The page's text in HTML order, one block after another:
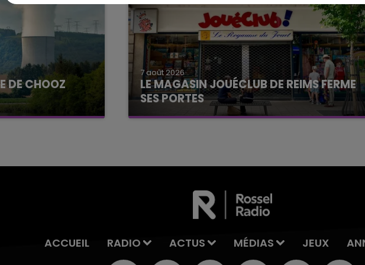
DE CHOOZ
la centrale
7 août 2026
LE MAGASIN JOUÉCLUB DE REIMS FERME
SES PORTES
C'était l'une des institutions du centre-ville
ACCUEIL RADIO ACTUS MÉDIAS JEUX